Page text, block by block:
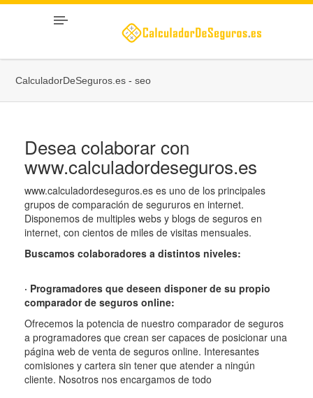
CalculadorDeSeguros.es - seo
Desea colaborar con
www.calculadordeseguros.es
www.calculadordeseguros.es es uno de los principales
grupos de comparación de segururos en internet.
Disponemos de multiples webs y blogs de seguros en
internet, con cientos de miles de visitas mensuales.
Buscamos colaboradores a distintos niveles:
· Programadores que deseen disponer de su propio
comparador de seguros online:
Ofrecemos la potencia de nuestro comparador de seguros
a programadores que crean ser capaces de posicionar una
página web de venta de seguros online. Interesantes
comisiones y cartera sin tener que atender a ningún
cliente. Nosotros nos encargamos de todo